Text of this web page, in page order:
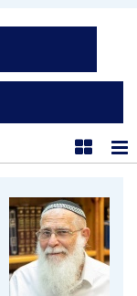
תצוגת רשימה
תצוגת קוביות